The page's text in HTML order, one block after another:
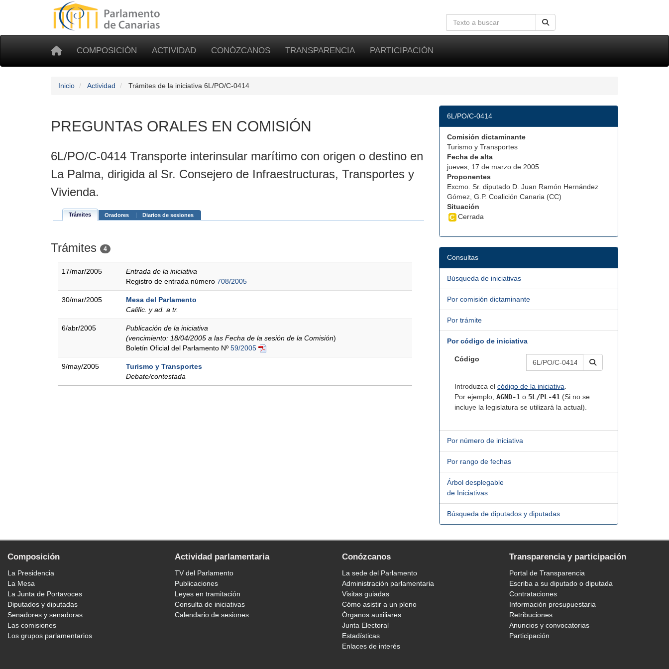
COMPOSICIÓN ACTIVIDAD CONÓZCANOS TRANSPARENCIA PARTICIPACIÓN
Inicio Actividad Trámites de la iniciativa 6L/PO/C-0414
PREGUNTAS ORALES EN COMISIÓN
6L/PO/C-0414 Transporte interinsular marítimo con origen o destino en
La Palma, dirigida al Sr. Consejero de Infraestructuras, Transportes y
Vivienda.
Trámites Oradores Diarios de sesiones
Trámites 4
17/mar/2005
Entrada de la iniciativa
Registro de entrada número 708/2005
30/mar/2005
Mesa del Parlamento
Calific. y ad. a tr.
6/abr/2005
Publicación de la iniciativa
(vencimiento: 18/04/2005 a las Fecha de la sesión de la Comisión)
Boletín Oficial del Parlamento Nº 59/2005
9/may/2005
Turismo y Transportes
Debate/contestada
6L/PO/C-0414
Comisión dictaminante
Turismo y Transportes
Fecha de alta
jueves, 17 de marzo de 2005
Proponentes
Excmo. Sr. diputado D. Juan Ramón Hernández
Gómez, G.P. Coalición Canaria (CC)
Situación
Cerrada
Consultas
Búsqueda de iniciativas
Por comisión dictaminante
Por trámite
Por código de iniciativa
Código
Introduzca el código de la iniciativa.
Por ejemplo, AGND-1 o 5L/PL-41 (Si no se
incluye la legislatura se utilizará la actual).
Por número de iniciativa
Por rango de fechas
Árbol desplegable
de Iniciativas
Búsqueda de diputados y diputadas
Composición
La Presidencia
La Mesa
La Junta de Portavoces
Diputados y diputadas
Senadores y senadoras
Las comisiones
Los grupos parlamentarios
Actividad parlamentaria
TV del Parlamento
Publicaciones
Leyes en tramitación
Consulta de iniciativas
Calendario de sesiones
Conózcanos
La sede del Parlamento
Administración parlamentaria
Visitas guiadas
Cómo asistir a un pleno
Órganos auxiliares
Junta Electoral
Estadísticas
Enlaces de interés
Transparencia y participación
Portal de Transparencia
Escriba a su diputado o diputada
Contrataciones
Información presupuestaria
Retribuciones
Anuncios y convocatorias
Participación